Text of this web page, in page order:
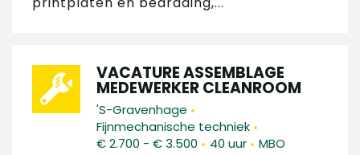
VACATURE ASSEMBLAGE
MEDEWERKER CLEANROOM
'S-Gravenhage •
Fijnmechanische techniek •
€ 2.700 - € 3.500 • 40 uur • MBO